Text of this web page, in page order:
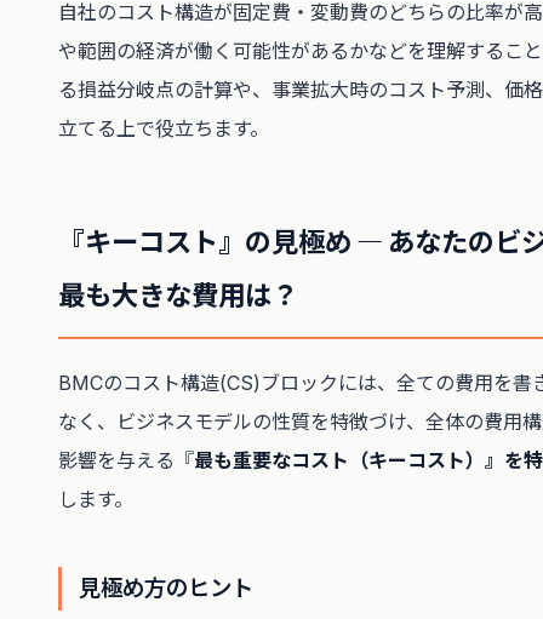
自社のコスト構造が固定費・変動費のどちらの比率が
や範囲の経済が働く可能性があるかなどを理解するこ
る損益分岐点の計算や、事業拡大時のコスト予測、価
立てる上で役立ちます。
『キーコスト』の見極め ― あなたのビ
最も大きな費用は？
BMCのコスト構造(CS)ブロックには、全ての費用を書
なく、ビジネスモデルの性質を特徴づけ、全体の費用
影響を与える『最も重要なコスト（キーコスト）』を
します。
見極め方のヒント